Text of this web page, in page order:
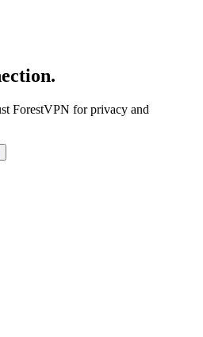
ForestVPN for privacy and